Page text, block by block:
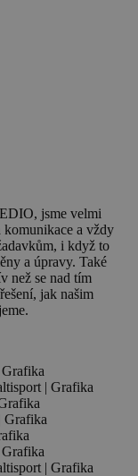
jsme velmi
a vždy
i když to
a úpravy. Také
než se nad tím
jak našim